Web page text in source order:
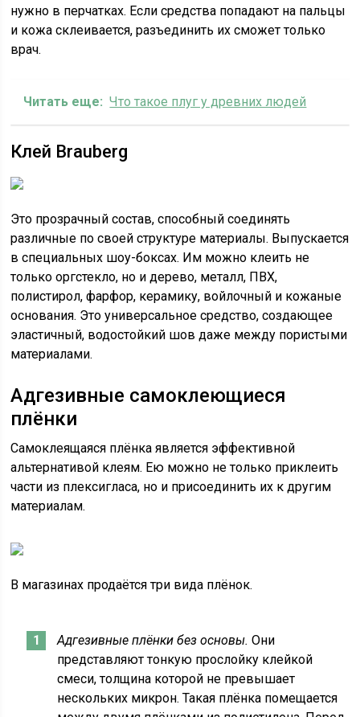
нужно в перчатках. Если средства попадают на пальцы
и кожа склеивается, разъединить их сможет только
врач.
Читать еще: Что такое плуг у древних людей
Клей Brauberg
Это прозрачный состав, способный соединять
различные по своей структуре материалы. Выпускается
в специальных шоу-боксах. Им можно клеить не
только оргстекло, но и дерево, металл, ПВХ,
полистирол, фарфор, керамику, войлочный и кожаные
основания. Это универсальное средство, создающее
эластичный, водостойкий шов даже между пористыми
материалами.
Адгезивные самоклеющиеся
плёнки
Самоклеящаяся плёнка является эффективной
альтернативой клеям. Ею можно не только приклеить
части из плексигласа, но и присоединить их к другим
материалам.
В магазинах продаётся три вида плёнок.
Адгезивные плёнки без основы. Они
представляют тонкую прослойку клейкой
смеси, толщина которой не превышает
нескольких микрон. Такая плёнка помещается